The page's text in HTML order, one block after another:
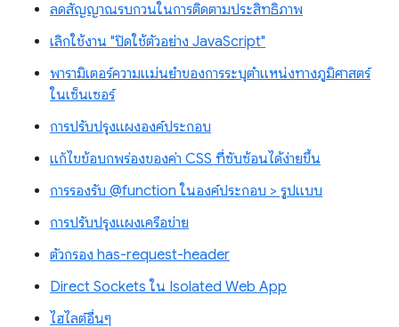
ลดสัญญาณรบกวนในการติดตามประสิทธิภาพ
เลิกใช้งาน "ปิดใช้ตัวอย่าง JavaScript"
พารามิเตอร์ความแม่นยำของการระบุตำแหน่งทางภูมิศาสตร์
ในเซ็นเซอร์
การปรับปรุงแผงองค์ประกอบ
แก้ไขข้อบกพร่องของค่า CSS ที่ซับซ้อนได้ง่ายขึ้น
การรองรับ @function ในองค์ประกอบ > รูปแบบ
การปรับปรุงแผงเครือข่าย
ตัวกรอง has-request-header
Direct Sockets ใน Isolated Web App
ไฮไลต์อื่นๆ